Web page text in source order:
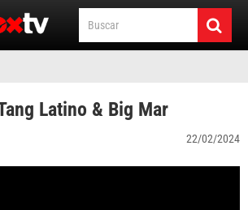
Latino & Big Mar
22/02/2024